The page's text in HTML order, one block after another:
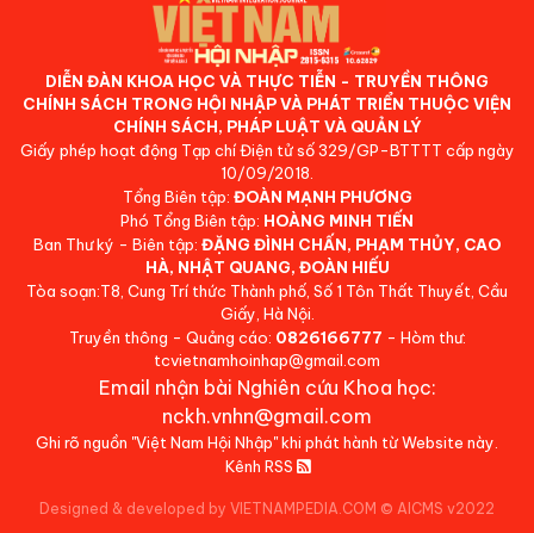
DIỄN ĐÀN KHOA HỌC VÀ THỰC TIỄN - TRUYỀN THÔNG
CHÍNH SÁCH TRONG HỘI NHẬP VÀ PHÁT TRIỂN THUỘC VIỆN
CHÍNH SÁCH, PHÁP LUẬT VÀ QUẢN LÝ
Giấy phép hoạt động Tạp chí Điện tử số 329/GP-BTTTT cấp ngày
10/09/2018.
Tổng Biên tập: ĐOÀN MẠNH PHƯƠNG
Phó Tổng Biên tập: HOÀNG MINH TIẾN
Ban Thư ký - Biên tập: ĐẶNG ĐÌNH CHẤN, PHẠM THỦY, CAO
HÀ, NHẬT QUANG, ĐOÀN HIẾU
Tòa soạn:T8, Cung Trí thức Thành phố, Số 1 Tôn Thất Thuyết, Cầu
Giấy, Hà Nội.
Truyền thông - Quảng cáo: 0826166777 - Hòm thư:
tcvietnamhoinhap@gmail.com
Email nhận bài Nghiên cứu Khoa học:
nckh.vnhn@gmail.com
Ghi rõ nguồn "Việt Nam Hội Nhập" khi phát hành từ Website này.
Kênh RSS
Designed & developed by VIETNAMPEDIA.COM © AICMS v2022